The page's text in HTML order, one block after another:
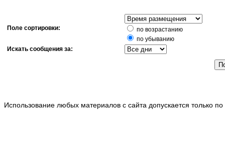
Поле сортировки:
по возрастанию
по убыванию
Искать сообщения за:
Использование любых материалов с сайта допускается только